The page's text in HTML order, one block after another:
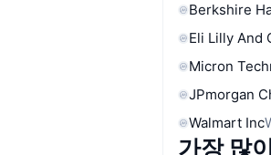
Berkshire
Eli Lilly And
Micron
JPmorgan
Walmart Inc
가장 많